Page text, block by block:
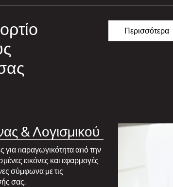
Περισσότερα
& Λογισμικού
για παραγωγικότητα από την
εικόνες και εφαρμογές
σύμφωνα με τις
σας.